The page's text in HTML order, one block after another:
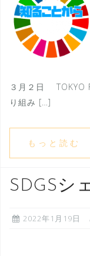
３月２日 TOKYO
り組み […]
もっと読む
SDGSシ
2022年1月19日